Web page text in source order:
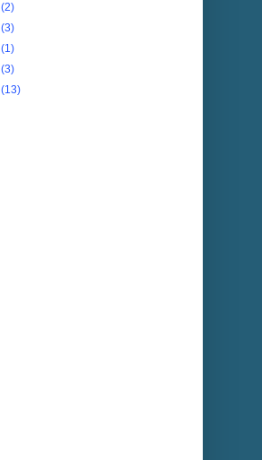
(2)
(3)
(1)
(3)
(13)